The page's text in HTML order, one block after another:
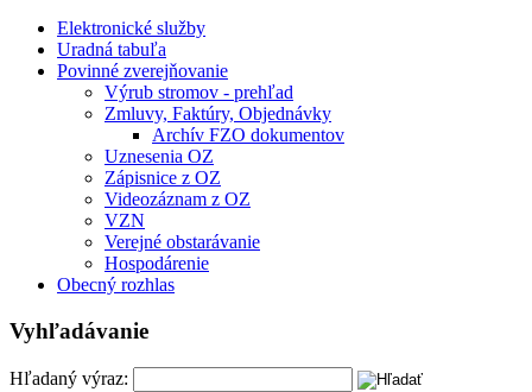
Elektronické služby
Uradná tabuľa
Povinné zverejňovanie
Výrub stromov - prehľad
Zmluvy, Faktúry, Objednávky
Archív FZO dokumentov
Uznesenia OZ
Zápisnice z OZ
Videozáznam z OZ
VZN
Verejné obstarávanie
Hospodárenie
Obecný rozhlas
Vyhľadávanie
Hľadaný výraz: